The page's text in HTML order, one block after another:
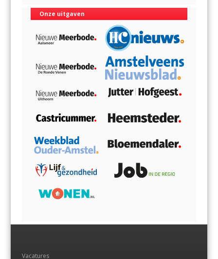
Onze uitgaven
Vacatures